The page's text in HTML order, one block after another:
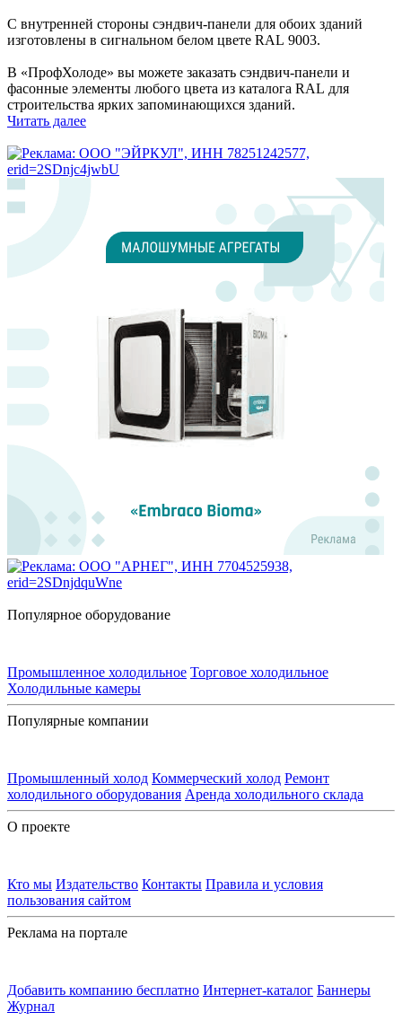
С внутренней стороны сэндвич-панели для обоих зданий
изготовлены в сигнальном белом цвете RAL 9003.
В «ПрофХолоде» вы можете заказать сэндвич-панели и
фасонные элементы любого цвета из каталога RAL для
строительства ярких запоминающихся зданий.
Читать далее
Популярное оборудование
Промышленное холодильное Торговое холодильное
Холодильные камеры
Популярные компании
Промышленный холод Коммерческий холод Ремонт
холодильного оборудования Аренда холодильного склада
О проекте
Кто мы Издательство Контакты Правила и условия
пользования сайтом
Реклама на портале
Добавить компанию бесплатно Интернет-каталог Баннеры
Журнал